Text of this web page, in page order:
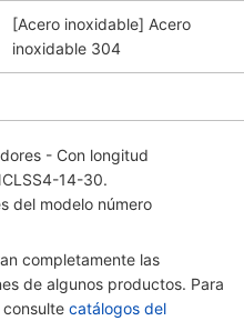
[Acero inoxidable] Acero
inoxidable 304
- Con longitud
14-30.
del modelo número
completamente las
de algunos productos. Para
catálogos del